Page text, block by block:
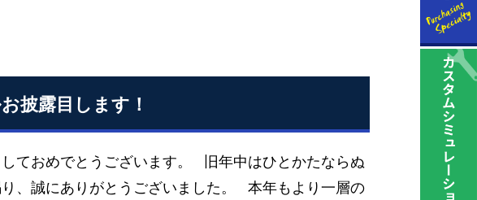
披露目します！
ておめでとうございます。 旧年中はひとかたならぬ
り、誠にありがとうございました。 本年もより一層の